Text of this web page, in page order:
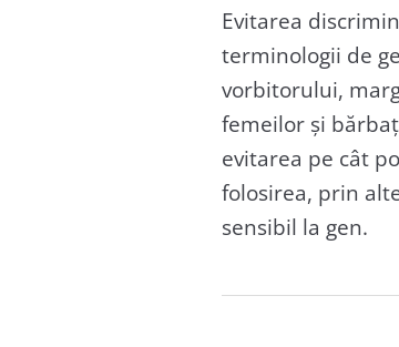
Evitarea
terminologii de
vorbitorului,
femeilor și
evitarea pe cât
folosirea, prin
sensibil la gen.